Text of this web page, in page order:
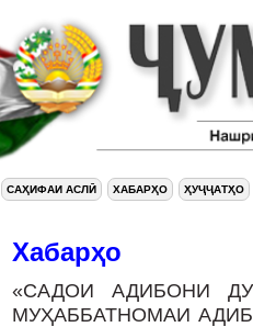
САҲИФАИ АСЛӢ ХАБАРҲО ҲУҶҶАТҲО
Хабарҳо
«САДОИ АДИБОНИ
МУҲАББАТНОМАИ